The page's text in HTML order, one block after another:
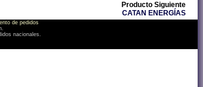
Producto Siguiente
CATAN ENERGÍAS
de pedidos
nacionales.